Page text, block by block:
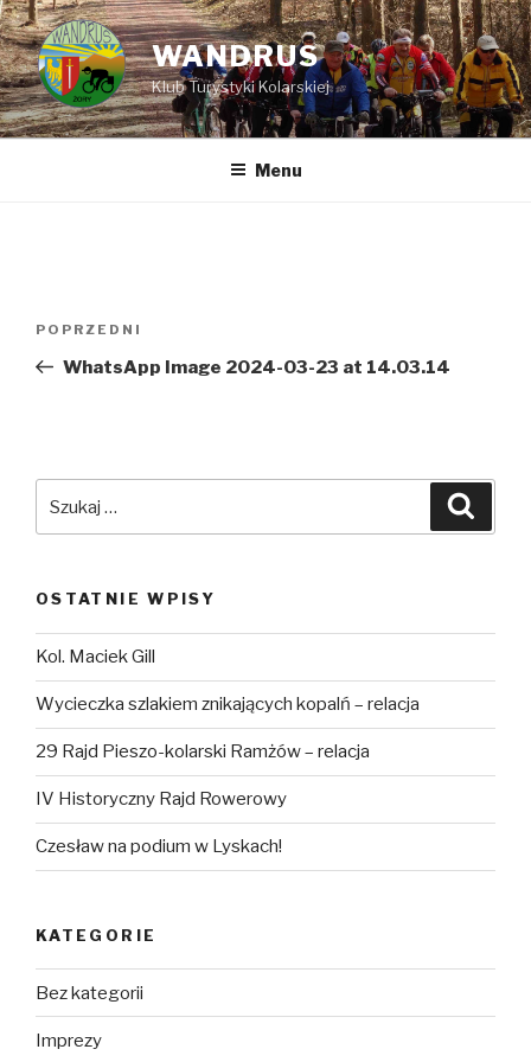
Przejdź
do
treści
WANDRUS
Klub Turystyki Kolarskiej
Menu
Poprzedni
wpis
POPRZEDNI
WhatsApp Image 2024-03-23 at 14.03.14
OSTATNIE WPISY
Kol. Maciek Gill
Wycieczka szlakiem znikających kopalń – relacja
29 Rajd Pieszo-kolarski Ramżów – relacja
IV Historyczny Rajd Rowerowy
Czesław na podium w Lyskach!
KATEGORIE
Bez kategorii
Imprezy